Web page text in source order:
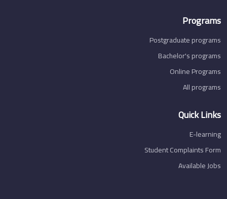
Programs
Postgraduate programs
Bachelor's programs
Online Programs
All programs
Quick Links
E-learning
Student Complaints Form
Available Jobs